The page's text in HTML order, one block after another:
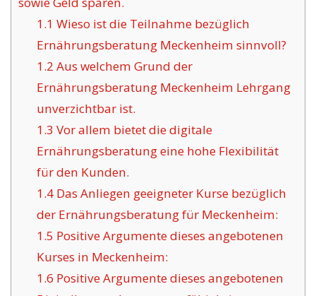
1.1 Wieso ist die Teilnahme bezüglich
Ernährungsberatung Meckenheim sinnvoll?
1.2 Aus welchem Grund der
Ernährungsberatung Meckenheim Lehrgang
unverzichtbar ist.
1.3 Vor allem bietet die digitale
Ernährungsberatung eine hohe Flexibilität
für den Kunden.
1.4Das Anliegen geeigneter Kurse bezüglich
der Ernährungsberatung für Meckenheim:
1.5 Positive Argumente dieses angebotenen
Kurses in Meckenheim:
1.6 Positive Argumente dieses angebotenen